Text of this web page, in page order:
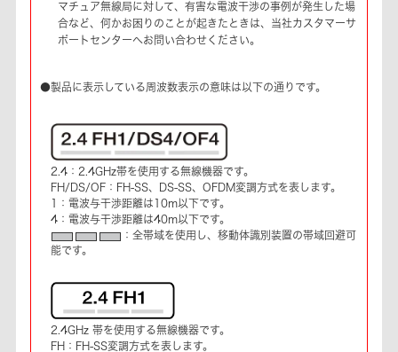
マチュア無線局に対して、有害な電波干渉の事例が発生した場
合など、何かお困りのことが起きたときは、当社カスタマーサ
ポートセンターへお問い合わせください。
●製品に表示している周波数表示の意味は以下の通りです。
2.4：2.4GHz帯を使用する無線機器です。
FH/DS/OF：FH-SS、DS-SS、OFDM変調方式を表します。
1：電波与干渉距離は10m以下です。
4：電波与干渉距離は40m以下です。
：全帯域を使用し、移動体識別装置の帯域回避可
能です。
2.4GHz 帯を使用する無線機器です。
FH：FH-SS変調方式を表します。